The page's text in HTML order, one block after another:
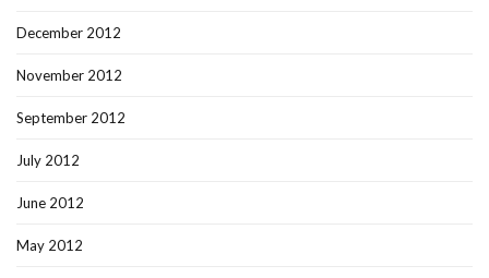
December 2012
November 2012
September 2012
July 2012
June 2012
May 2012